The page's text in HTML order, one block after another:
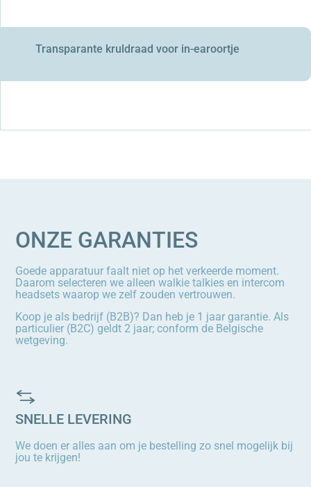
Transparante kruldraad voor in-earoortje
ONZE GARANTIES
Goede apparatuur faalt niet op het verkeerde moment.
Daarom selecteren we alleen walkie talkies en intercom
headsets waarop we zelf zouden vertrouwen.
Koop je als bedrijf (B2B)? Dan heb je 1 jaar garantie. Als
particulier (B2C) geldt 2 jaar; conform de Belgische
wetgeving.
SNELLE LEVERING
We doen er alles aan om je bestelling zo snel mogelijk bij
jou te krijgen!